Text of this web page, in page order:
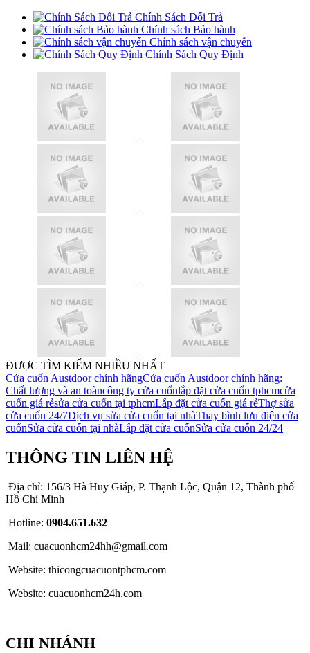
Chính Sách Đổi Trả
Chính sách Bảo hành
Chính sách vận chuyển
Chính Sách Quy Định
ĐƯỢC TÌM KIẾM NHIỀU NHẤT
Cửa cuốn Austdoor chính hãngCửa cuốn Austdoor chính hãng:
Chất lượng và an toàncông ty cửa cuốnlắp đặt cửa cuốn tphcmcửa
cuốn giá rẻsửa cửa cuốn tại tphcmLắp đặt cửa cuốn giá rẻThợ sửa
cửa cuốn 24/7Dịch vụ sửa cửa cuốn tại nhàThay bình lưu điện cửa
cuốnSửa cửa cuốn tại nhàLắp đặt cửa cuốnSửa cửa cuốn 24/24
THÔNG TIN LIÊN HỆ
Địa chỉ: 156/3 Hà Huy Giáp, P. Thạnh Lộc, Quận 12, Thành phố
Hồ Chí Minh
Hotline: 0904.651.632
Mail: cuacuonhcm24hh@gmail.com
Website: thicongcuacuontphcm.com
Website: cuacuonhcm24h.com
CHI NHÁNH